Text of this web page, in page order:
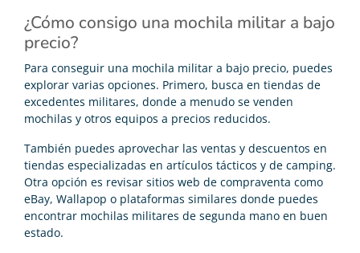
¿Cómo consigo una mochila militar a bajo
precio?
Para conseguir una mochila militar a bajo precio, puedes
explorar varias opciones. Primero, busca en tiendas de
excedentes militares, donde a menudo se venden
mochilas y otros equipos a precios reducidos.
También puedes aprovechar las ventas y descuentos en
tiendas especializadas en artículos tácticos y de camping.
Otra opción es revisar sitios web de compraventa como
eBay, Wallapop o plataformas similares donde puedes
encontrar mochilas militares de segunda mano en buen
estado.